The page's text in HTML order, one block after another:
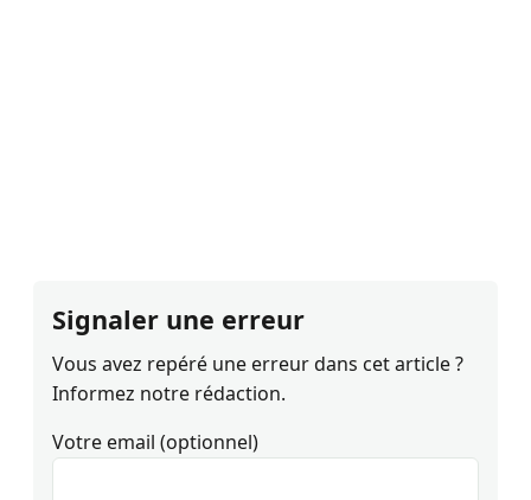
Signaler une erreur
Vous avez repéré une erreur dans cet article ?
Informez notre rédaction.
Votre email (optionnel)